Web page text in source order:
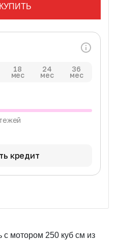
18
мес
24
мес
36
мес
кредит
с мотором 250 куб см из